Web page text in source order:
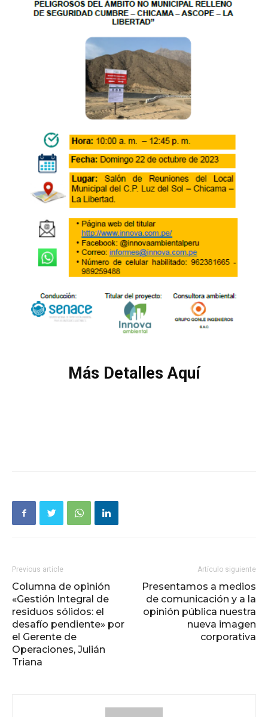
Más Detalles Aquí
Previous article
Columna de opinión
«Gestión Integral de
residuos sólidos: el
desafío pendiente» por
el Gerente de
Operaciones, Julián
Triana
Artículo siguiente
Presentamos a medios
de comunicación y a la
opinión pública nuestra
nueva imagen
corporativa